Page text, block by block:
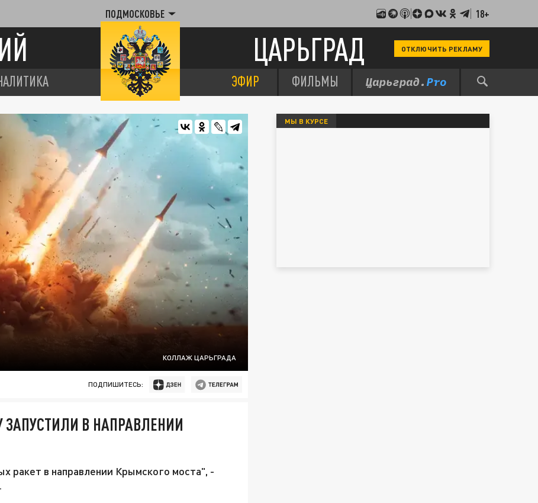
ПОДМОСКОВЬЕ 18+
ЦАРЬГРАД ОТКЛЮЧИТЬ РЕКЛАМУ
ЭФИР ФИЛЬМЫ
КОЛЛАЖ ЦАРЬГРАДА
ПОДПИШИТЕСЬ:
В НАПРАВЛЕНИИ
ракет в направлении Крымского моста", -
МЫ В КУРСЕ